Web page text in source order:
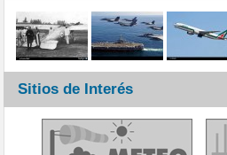
Sitios de Interés